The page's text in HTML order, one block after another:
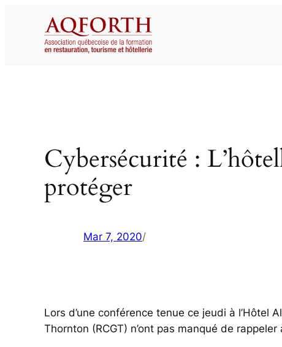
Cybersécurité :
protéger
Mar 7, 2020/
Lors d’une conférence tenue ce jeudi à
Thornton (RCGT) n’ont pas manqué de